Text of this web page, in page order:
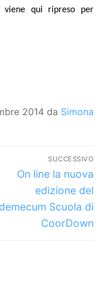
qui ripreso per
2014 da Simona
SUCCESSIVO
Articolo
successivo:
On line la nuova
edizione del
Scuola di
CoorDown